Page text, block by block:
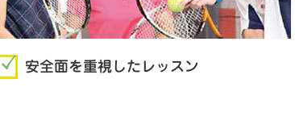
安全面を重視したレッスン